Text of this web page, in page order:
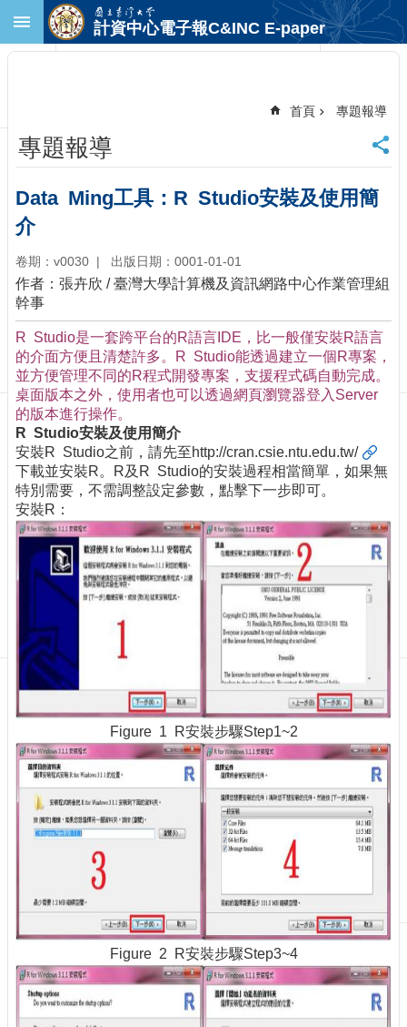
跳到主要內容區塊
首
頁
臺
大
首
計
中
首
頁
聯
絡
資
訊
訂
閱/
取
消
網
站
導
覽
新
消
息
於
我
們
出
專
題
報
計資中心電子報C&INC E-paper
首頁 專題報導
專題報導
Data Ming工具：R Studio安裝及使用簡
介
卷期：v0030 出版日期：0001-01-01
作者：張卉欣 / 臺灣大學計算機及資訊網路中心作業管理組
幹事
R Studio是一套跨平台的R語言IDE，比一般僅安裝R語言
的介面方便且清楚許多。R Studio能透過建立一個R專案，
並方便管理不同的R程式開發專案，支援程式碼自動完成。
桌面版本之外，使用者也可以透過網頁瀏覽器登入Server
的版本進行操作。
R Studio安裝及使用簡介
安裝R Studio之前，請先至http://cran.csie.ntu.edu.tw/
下載並安裝R。R及R Studio的安裝過程相當簡單，如果無
特別需要，不需調整設定參數，點擊下一步即可。
安裝R：
Figure 1 R安裝步驟Step1~2
Figure 2 R安裝步驟Step3~4